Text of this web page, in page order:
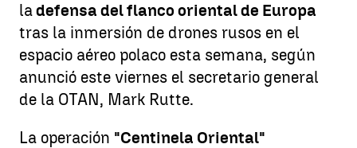
ladefensa del flanco oriental de Europa
tras la inmersión de drones rusos en el
espacio aéreo polaco esta semana, según
anunció este viernes el secretario general
de la OTAN, Mark Rutte.
La operación "Centinela Oriental"